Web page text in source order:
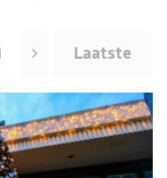
Laatste